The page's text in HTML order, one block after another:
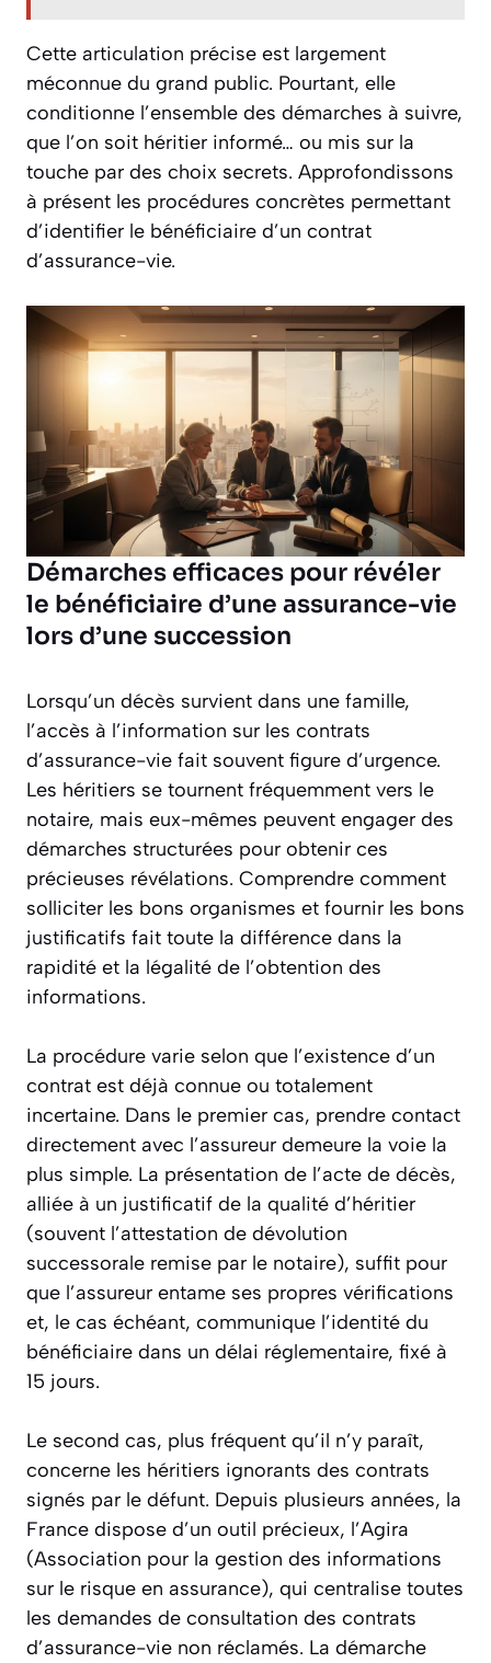
Cette articulation précise est largement
méconnue du grand public. Pourtant, elle
conditionne l’ensemble des démarches à suivre,
que l’on soit héritier informé… ou mis sur la
touche par des choix secrets. Approfondissons
à présent les procédures concrètes permettant
d’identifier le bénéficiaire d’un contrat
d’assurance-vie.
Démarches efficaces pour révéler
le bénéficiaire d’une assurance-vie
lors d’une succession
Lorsqu’un décès survient dans une famille,
l’accès à l’information sur les contrats
d’assurance-vie fait souvent figure d’urgence.
Les héritiers se tournent fréquemment vers le
notaire, mais eux-mêmes peuvent engager des
démarches structurées pour obtenir ces
précieuses révélations. Comprendre comment
solliciter les bons organismes et fournir les bons
justificatifs fait toute la différence dans la
rapidité et la légalité de l’obtention des
informations.
La procédure varie selon que l’existence d’un
contrat est déjà connue ou totalement
incertaine. Dans le premier cas, prendre contact
directement avec l’assureur demeure la voie la
plus simple. La présentation de l’acte de décès,
alliée à un justificatif de la qualité d’héritier
(souvent l’attestation de dévolution
successorale remise par le notaire), suffit pour
que l’assureur entame ses propres vérifications
et, le cas échéant, communique l’identité du
bénéficiaire dans un délai réglementaire, fixé à
15 jours.
Le second cas, plus fréquent qu’il n’y paraît,
concerne les héritiers ignorants des contrats
signés par le défunt. Depuis plusieurs années, la
France dispose d’un outil précieux, l’Agira
(Association pour la gestion des informations
sur le risque en assurance), qui centralise toutes
les demandes de consultation des contrats
d’assurance-vie non réclamés. La démarche